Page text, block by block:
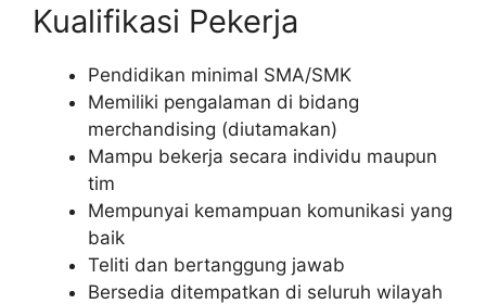
Kualifikasi Pekerja
Pendidikan minimal SMA/SMK
Memiliki pengalaman di bidang
merchandising (diutamakan)
Mampu bekerja secara individu maupun
tim
Mempunyai kemampuan komunikasi yang
baik
Teliti dan bertanggung jawab
Bersedia ditempatkan di seluruh wilayah